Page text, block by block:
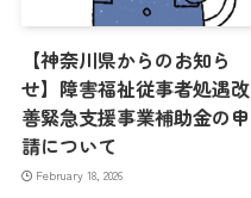
【神奈川県からのお知ら
せ】障害福祉従事者処遇改
善緊急支援事業補助金の申
請について
February 18, 2026